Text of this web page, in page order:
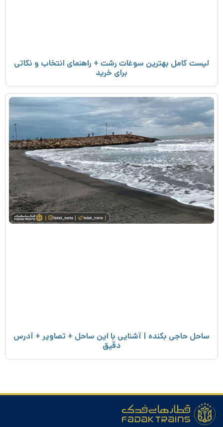
لیست کامل بهترین سوغات رشت + راهنمای انتخاب و نکاتی
برای خرید
ساحل حاجی بکنده | آشنایی با این ساحل + تصاویر + آدرس
دقیق